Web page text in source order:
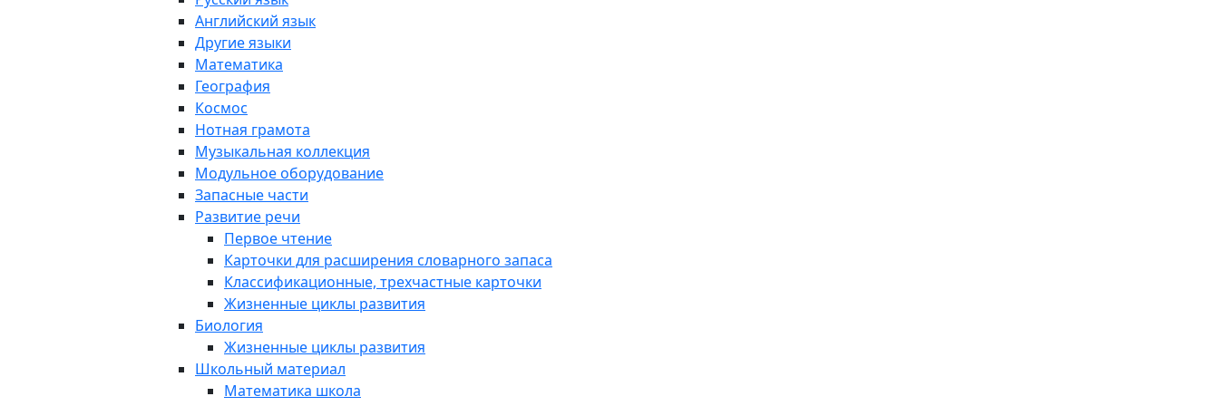
Английский язык
Другие языки
Математика
География
Космос
Нотная грамота
Музыкальная коллекция
Модульное оборудование
Запасные части
Развитие речи
Первое чтение
Карточки для расширения словарного запаса
Классификационные, трехчастные карточки
Жизненные циклы развития
Биология
Жизненные циклы развития
Школьный материал
Математика школа